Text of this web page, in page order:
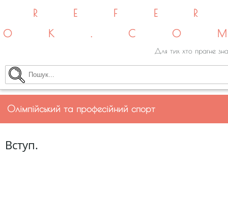
Для тих хто прагне
Олімпійський та професійний спорт
Вступ.